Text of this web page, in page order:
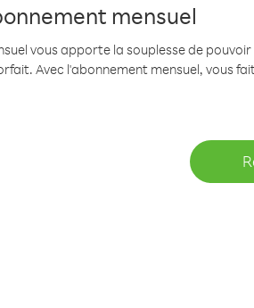
mensuel
vous apporte la souplesse de
Avec l'abonnement mensuel, vous